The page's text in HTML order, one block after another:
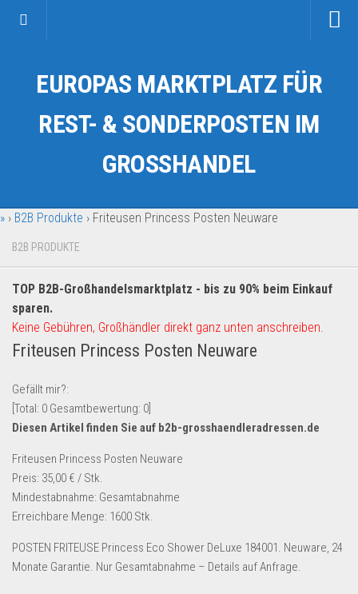
Kategorien
Auto & Motorrad
Fahrzeuge & Transport
Garten & Werkzeug
Geschäft, Büro & Schreibwaren
Geschenkartikel
Handy und Smartphone
Kosmetik & Pflege
Multimedia & Elektro
Münzen
Spielzeug & Games
Schuhe & Accessoires
Sport & Freizeit
Wohnen & Einrichten
EUROPAS MARKTPLATZ FÜR
REST- & SONDERPOSTEN IM
GROSSHANDEL
» › B2B Produkte › Friteusen Princess Posten Neuware
B2B PRODUKTE
TOP B2B-Großhandelsmarktplatz - bis zu 90% beim Einkauf
sparen.
Keine Gebühren, Großhändler direkt ganz unten anschreiben.
Friteusen Princess Posten Neuware
Gefällt mir?:
[Total: 0 Gesamtbewertung: 0
Diesen Artikel finden Sie auf b2b-grosshaendleradressen.de
Friteusen Princess Posten Neuware
Preis: 35,00 € / Stk.
Mindestabnahme: Gesamtabnahme
Erreichbare Menge: 1600 Stk.
POSTEN FRITEUSE Princess Eco Shower DeLuxe 184001. Neuware, 24
Monate Garantie. Nur Gesamtabnahme – Details auf Anfrage.